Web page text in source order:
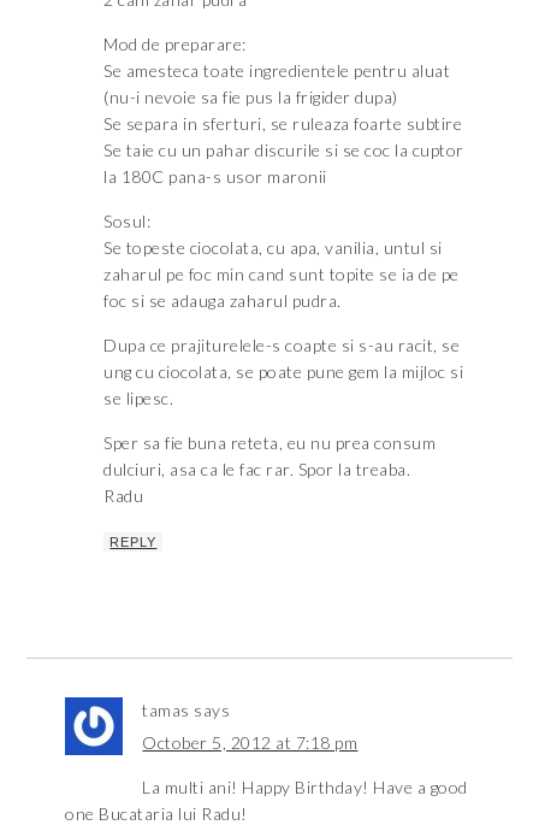
Mod de preparare:
Se amesteca toate ingredientele pentru aluat
(nu-i nevoie sa fie pus la frigider dupa)
Se separa in sferturi, se ruleaza foarte subtire
Se taie cu un pahar discurile si se coc la cuptor
la 180C pana-s usor maronii
Sosul:
Se topeste ciocolata, cu apa, vanilia, untul si
zaharul pe foc min cand sunt topite se ia de pe
foc si se adauga zaharul pudra.
Dupa ce prajiturelele-s coapte si s-au racit, se
ung cu ciocolata, se poate pune gem la mijloc si
se lipesc.
Sper sa fie buna reteta, eu nu prea consum
dulciuri, asa ca le fac rar. Spor la treaba.
Radu
REPLY
tamas says
October 5, 2012 at 7:18 pm
La multi ani! Happy Birthday! Have a good
one Bucataria lui Radu!